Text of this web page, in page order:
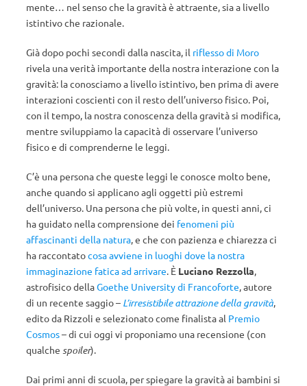
mente… nel senso che la gravità è attraente, sia a livello
istintivo che razionale.
Già dopo pochi secondi dalla nascita, il riflesso di Moro
rivela una verità importante della nostra interazione con la
gravità: la conosciamo a livello istintivo, ben prima di avere
interazioni coscienti con il resto dell’universo fisico. Poi,
con il tempo, la nostra conoscenza della gravità si modifica,
mentre sviluppiamo la capacità di osservare l’universo
fisico e di comprenderne le leggi.
C’è una persona che queste leggi le conosce molto bene,
anche quando si applicano agli oggetti più estremi
dell’universo. Una persona che più volte, in questi anni, ci
ha guidato nella comprensione dei fenomeni più
affascinanti della natura, e che con pazienza e chiarezza ci
ha raccontatocosa avviene in luoghi dove la nostra
immaginazione fatica ad arrivare. È Luciano Rezzolla,
astrofisico dellaGoethe University di Francoforte, autore
di un recente saggio – L’irresistibile attrazione della gravità,
edito da Rizzoli e selezionato come finalista al Premio
Cosmos– di cui oggi vi proponiamo una recensione (con
qualche spoiler).
Dai primi anni di scuola, per spiegare la gravità ai bambini si